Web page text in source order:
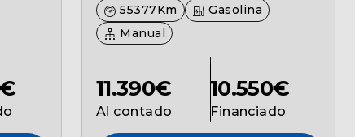
55377Km
Gasolina
Manual
11.390€
Al contado
10.550€
Financiado